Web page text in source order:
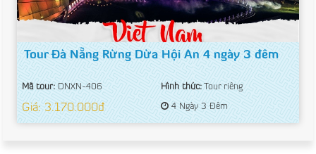
Tour Đà Nẵng Rừng Dừa Hội An 4 ngày 3 đêm
Mã tour: DNXN-406 Hình thức:Tour riêng
Giá: 3.170.000đ 4 Ngày 3 Đêm